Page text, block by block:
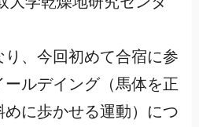
り、今回初めて合宿に参
ルデイング（馬体を正
に歩かせる運動）につ